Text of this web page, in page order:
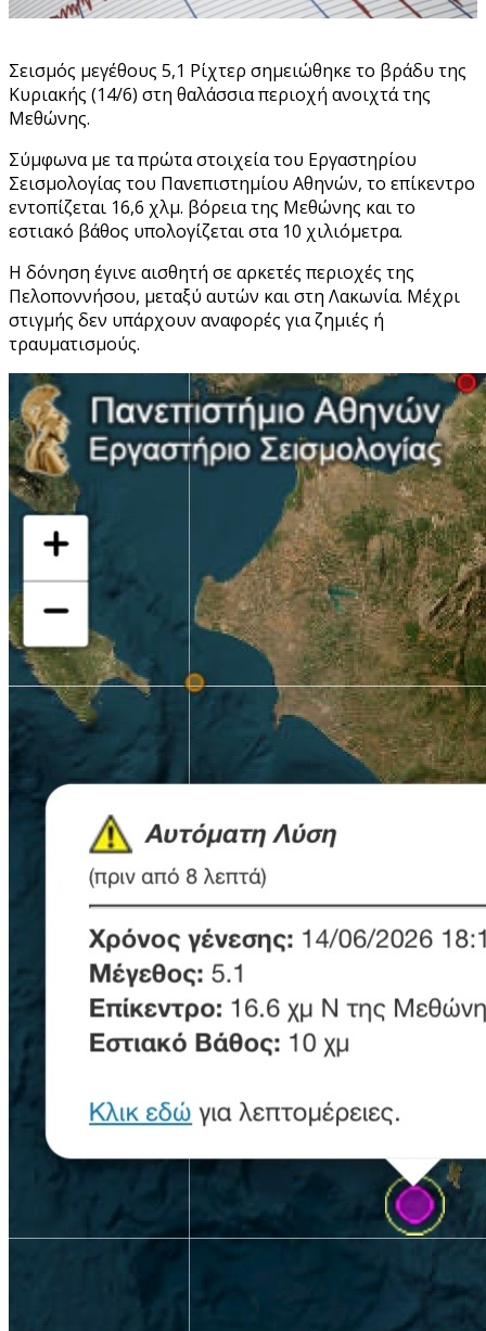
Σεισμός μεγέθους 5,1 Ρίχτερ σημειώθηκε το βράδυ της
Κυριακής (14/6) στη θαλάσσια περιοχή ανοιχτά της
Μεθώνης.
Σύμφωνα με τα πρώτα στοιχεία του Εργαστηρίου
Σεισμολογίας του Πανεπιστημίου Αθηνών, το επίκεντρο
εντοπίζεται 16,6 χλμ. βόρεια της Μεθώνης και το
εστιακό βάθος υπολογίζεται στα 10 χιλιόμετρα.
Η δόνηση έγινε αισθητή σε αρκετές περιοχές της
Πελοποννήσου, μεταξύ αυτών και στη Λακωνία. Μέχρι
στιγμής δεν υπάρχουν αναφορές για ζημιές ή
τραυματισμούς.